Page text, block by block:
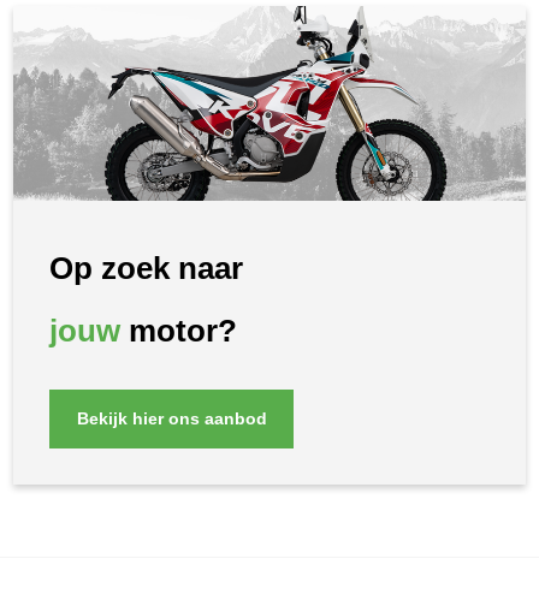
Op zoek naar
jouwmotor?
Bekijk hier ons aanbod